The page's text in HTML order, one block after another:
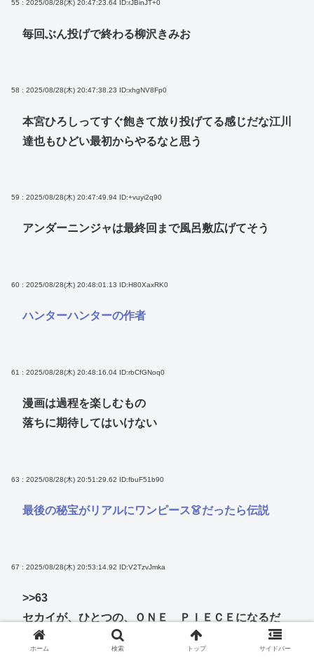
55 : 2025/08/28(木) 20:47:23.64 ID:rJBinJT+0
毎回ぶん投げで終わる柳沢きみお
58 : 2025/08/28(木) 20:47:38.23 ID:xhgNV8Fp0
本宮ひろしってすぐ飽きて放り投げてる感じだな江川
達也もひどい最初からやるなと思う
59 : 2025/08/28(木) 20:47:49.94 ID:+vuyi2q90
アンダーニンジャは最終回まで風呂敷広げてそう
60 : 2025/08/28(木) 20:48:01.13 ID:H80XaxRK0
ハンターハンターの作者
61 : 2025/08/28(木) 20:48:16.04 ID:rbCfGNoq0
漫画は過程を楽しむもの
落ちに期待してはいけない
63 : 2025/08/28(木) 20:51:29.62 ID:fbuF51b90
最後の秘宝がリアルにワンピース👗だったら伝説
67 : 2025/08/28(木) 20:53:14.92 ID:V2TzvJmka
>>63
セカイが、ひとつの、ＯＮＥ ＰＩＥＣＥになるだ
よ。
ホーム 検索 トップ サイドバー